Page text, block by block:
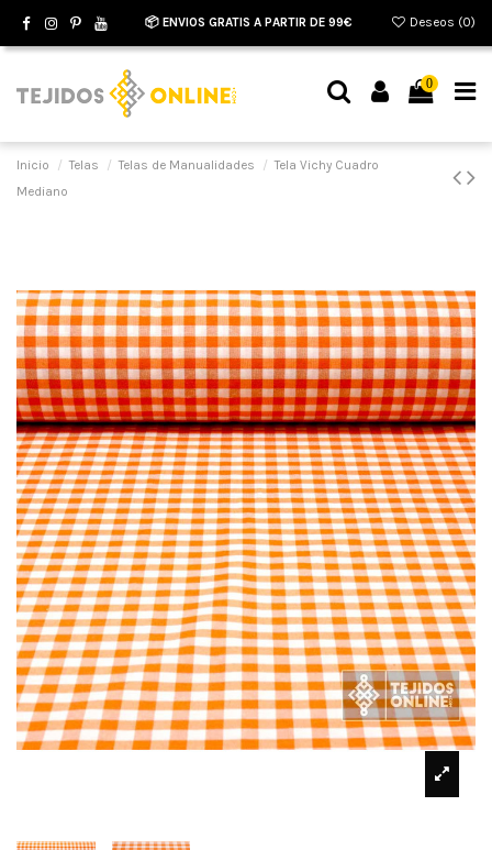
📦 ENVIOS GRATIS A PARTIR DE 99€ Deseos (0)
0
Inicio Telas Telas de Manualidades
Tela Vichy Cuadro
Mediano